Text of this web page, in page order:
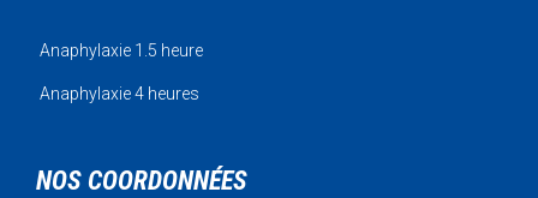
Anaphylaxie 1.5 heure
Anaphylaxie 4 heures
NOS COORDONNÉES